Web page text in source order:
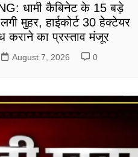
धामी कैबिनेट के 15 बड़े
मुहर, हाईकोर्ट 30 हेक्टेयर
कराने का प्रस्ताव मंजूर
August 7, 2026 0